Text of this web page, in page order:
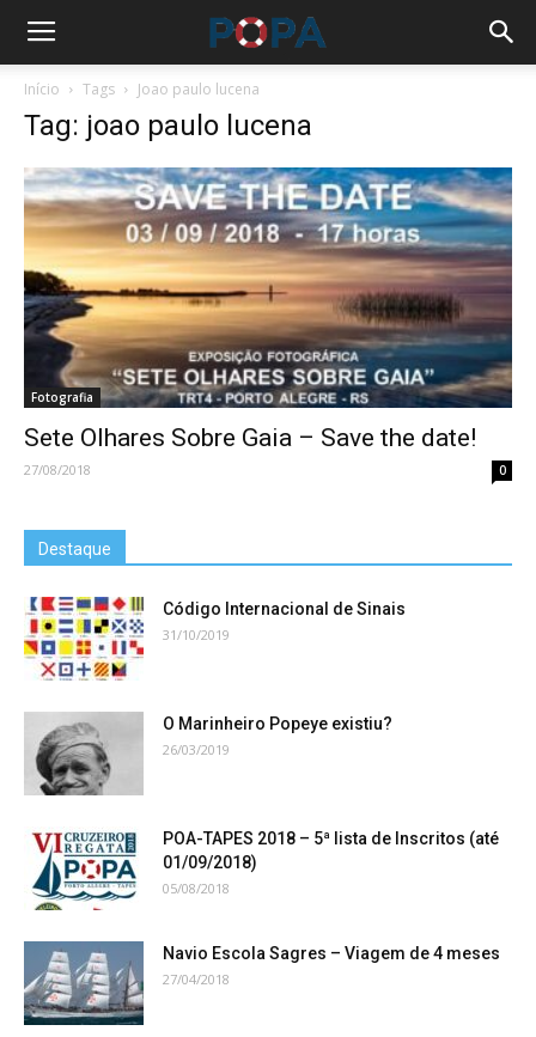
Início Tags Joao paulo lucena
Tag: joao paulo lucena
Fotografia
Sete Olhares Sobre Gaia – Save the date!
27/08/2018 0
Destaque
Código Internacional de Sinais
31/10/2019
O Marinheiro Popeye existiu?
26/03/2019
POA-TAPES 2018 – 5ª lista de Inscritos (até
01/09/2018)
05/08/2018
Navio Escola Sagres – Viagem de 4 meses
27/04/2018